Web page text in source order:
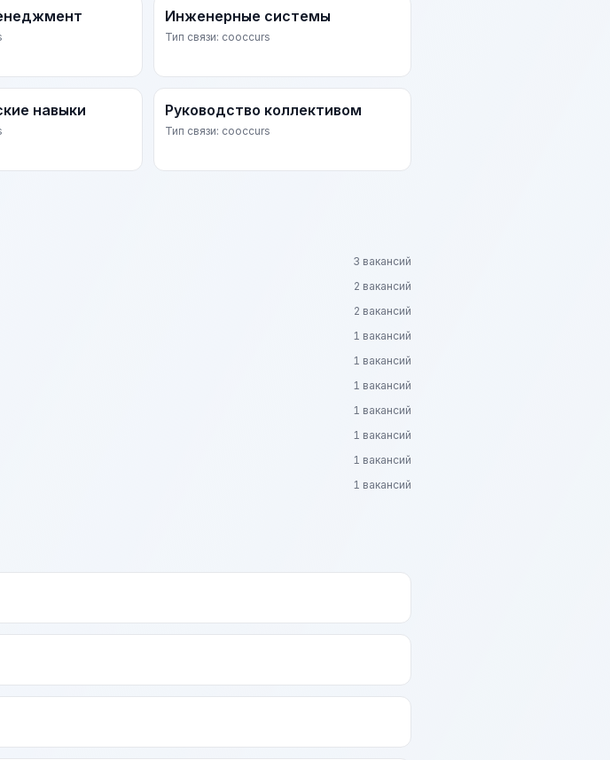
Инженерные системы
Тип связи: cooccurs
навыки Руководство коллективом
Тип связи: cooccurs
3 вакансий
2 вакансий
2 вакансий
1 вакансий
1 вакансий
1 вакансий
1 вакансий
1 вакансий
1 вакансий
1 вакансий